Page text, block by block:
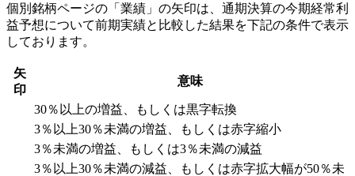
個別銘柄ページの「業績」の矢印は、通期決算の今期経常利
益予想について前期実績と比較した結果を下記の条件で表示
しております。
矢
印
意味
30％以上の増益、もしくは黒字転換
3％以上30％未満の増益、もしくは赤字縮小
3％未満の増益、もしくは3％未満の減益
3％以上30％未満の減益、もしくは赤字拡大幅が50％未